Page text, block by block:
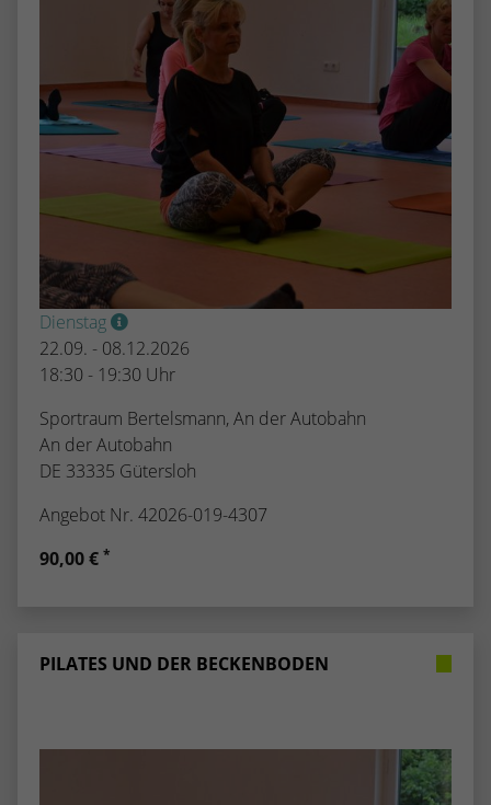
Dienstag
22.09. - 08.12.2026
18:30 - 19:30 Uhr
Sportraum Bertelsmann, An der Autobahn
An der Autobahn
DE 33335 Gütersloh
Angebot Nr. 42026-019-4307
90,00 € *
PILATES UND DER BECKENBODEN